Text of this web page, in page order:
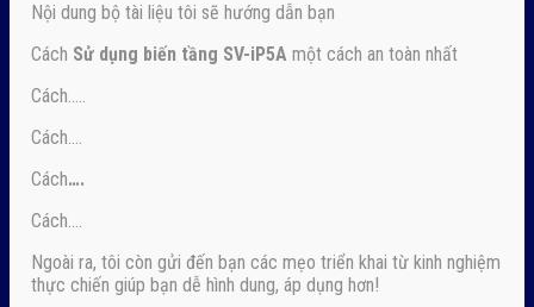
Nội dung bộ tài liệu tôi sẽ hướng dẫn bạn
Cách Sử dụng biến tầng SV-iP5A một cách an toàn nhất
Cách…..
Cách….
Cách….
Cách….
Ngoài ra, tôi còn gửi đến bạn các mẹo triển khai từ kinh nghiệm
thực chiến giúp bạn dễ hình dung, áp dụng hơn!